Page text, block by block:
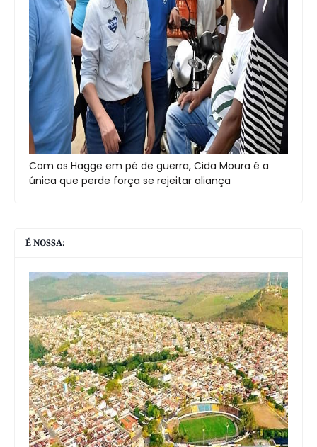
Com os Hagge em pé de guerra, Cida Moura é a
única que perde força se rejeitar aliança
É NOSSA: